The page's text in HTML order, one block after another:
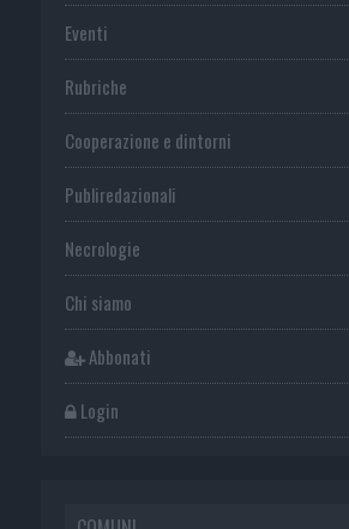
Eventi
Rubriche
Cooperazione e dintorni
Publiredazionali
Necrologie
Chi siamo
Abbonati
Login